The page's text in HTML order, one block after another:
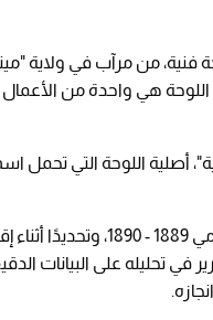
من مرآب في ولاية
في عام 2016، اتضح أن هذه اللوحة هي
اللوحة التي تحمل اسم
ويعتقد أن هذه اللوحة رسمت في
تحليله على البيانات